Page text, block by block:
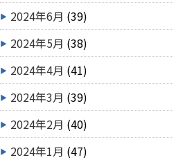
2024年6月 (39)
2024年5月 (38)
2024年4月 (41)
2024年3月 (39)
2024年2月 (40)
2024年1月 (47)